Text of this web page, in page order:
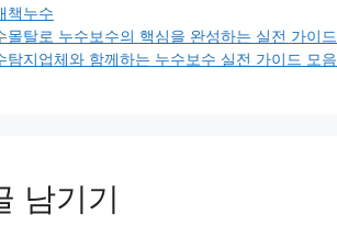
책누수
몰탈로 누수보수의 핵심을 완성하는 실전 가이드
탐지업체와 함께하는 누수보수 실전 가이드 모음
남기기